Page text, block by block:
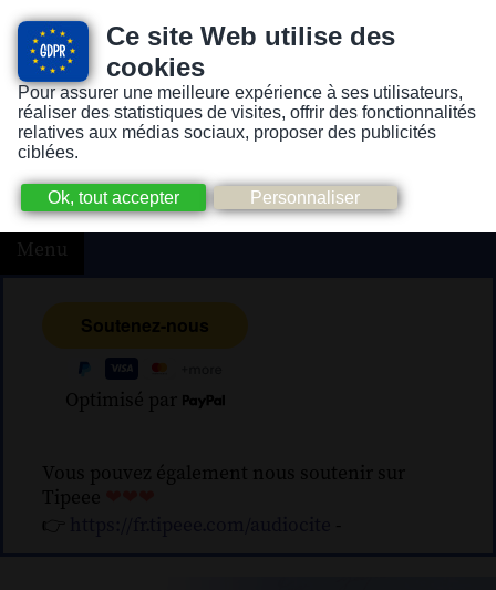
Ce site Web utilise des
cookies
Pour assurer une meilleure expérience à ses utilisateurs,
réaliser des statistiques de visites, offrir des fonctionnalités
relatives aux médias sociaux, proposer des publicités
ciblées.
Version pour personnes mal-voyantes ou non-voyantes
Menu
Optimisé par
Vous pouvez également nous soutenir sur
Tipeee
👉
-